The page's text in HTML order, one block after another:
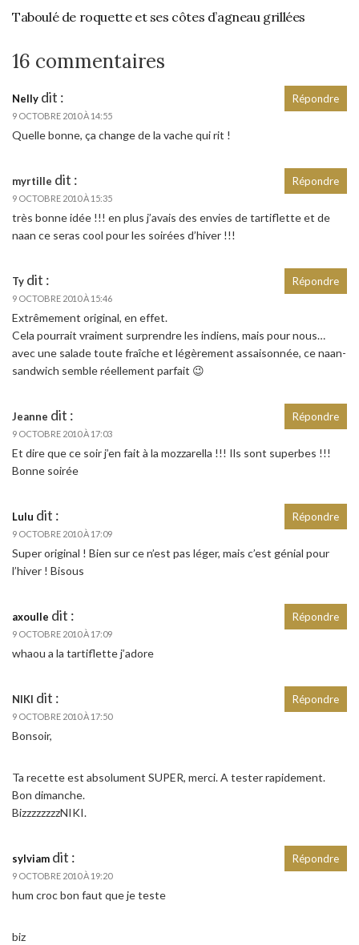
Taboulé de roquette et ses côtes d’agneau grillées
16 commentaires
Nelly dit :
9 OCTOBRE 2010 À 14:55
Quelle bonne, ça change de la vache qui rit !
Répondre
myrtille dit :
9 OCTOBRE 2010 À 15:35
très bonne idée !!! en plus j’avais des envies de tartiflette et de
naan ce seras cool pour les soirées d’hiver !!!
Répondre
Ty dit :
9 OCTOBRE 2010 À 15:46
Extrêmement original, en effet.
Cela pourrait vraiment surprendre les indiens, mais pour nous…
avec une salade toute fraîche et légèrement assaisonnée, ce naan-
sandwich semble réellement parfait 😉
Répondre
Jeanne dit :
9 OCTOBRE 2010 À 17:03
Et dire que ce soir j’en fait à la mozzarella !!! Ils sont superbes !!!
Bonne soirée
Répondre
Lulu dit :
9 OCTOBRE 2010 À 17:09
Super original ! Bien sur ce n’est pas léger, mais c’est génial pour
l’hiver ! Bisous
Répondre
axoulle dit :
9 OCTOBRE 2010 À 17:09
whaou a la tartiflette j’adore
Répondre
NIKI dit :
9 OCTOBRE 2010 À 17:50
Bonsoir,
Ta recette est absolument SUPER, merci. A tester rapidement.
Bon dimanche.
BizzzzzzzzNIKI.
Répondre
sylviam dit :
9 OCTOBRE 2010 À 19:20
hum croc bon faut que je teste
biz
Répondre